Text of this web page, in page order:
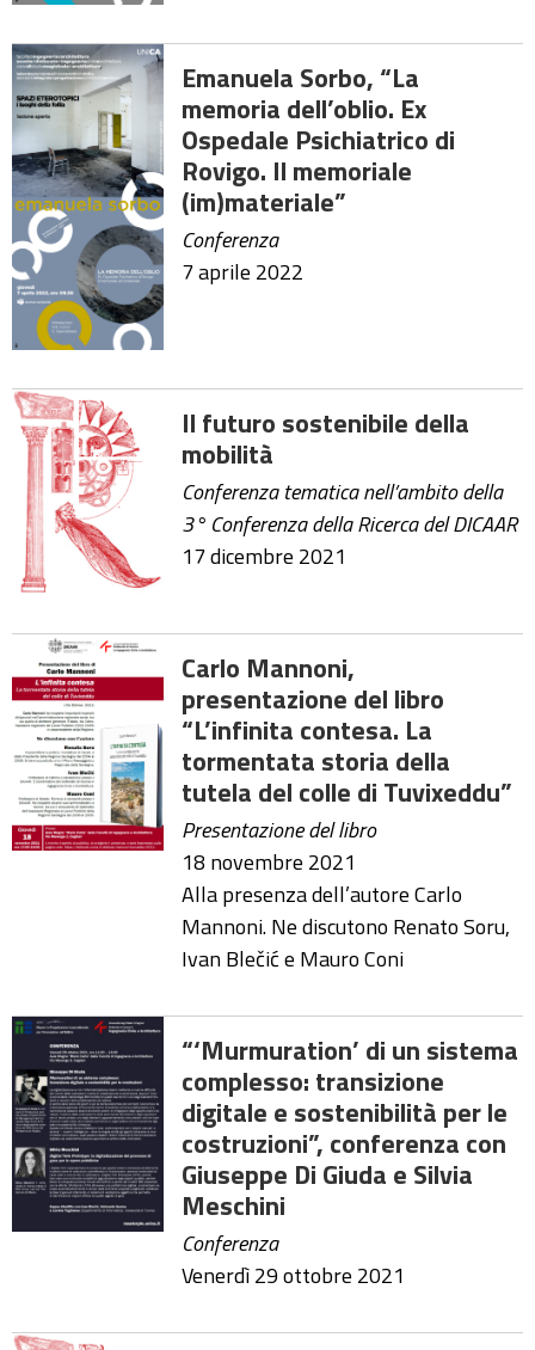
Emanuela Sorbo, “La
memoria dell’oblio. Ex
Ospedale Psichiatrico di
Rovigo. Il memoriale
(im)materiale”
Conferenza
7 aprile 2022
Il futuro sostenibile della
mobilità
Conferenza tematica nell’ambito della
3° Conferenza della Ricerca del DICAAR
17 dicembre 2021
Carlo Mannoni,
presentazione del libro
“L’infinita contesa. La
tormentata storia della
tutela del colle di Tuvixeddu”
Presentazione del libro
18 novembre 2021
Alla presenza dell’autore Carlo
Mannoni. Ne discutono Renato Soru,
Ivan Blečić e Mauro Coni
“‘Murmuration’ di un sistema
complesso: transizione
digitale e sostenibilità per le
costruzioni”, conferenza con
Giuseppe Di Giuda e Silvia
Meschini
Conferenza
Venerdì 29 ottobre 2021